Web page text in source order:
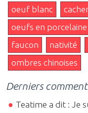
oeuf blanc
oeufs en porcelaine
faucon
nativité
ombres chinoises
Derniers
Teatime a dit : Je